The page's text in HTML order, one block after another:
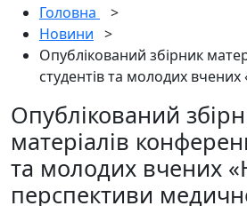
Головна
>
Новини >
Опублікований збірник
студентів та молодих вчених
Опублікований
матеріалів
та молодих вчених
перспективи